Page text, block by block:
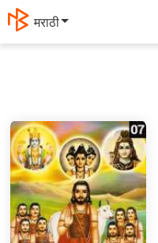
मराठी